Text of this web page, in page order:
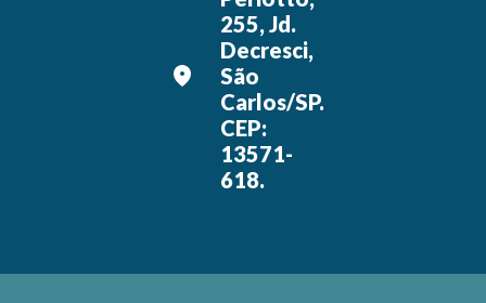
255, Jd.
Decresci,
São
Carlos/SP.
CEP:
13571-
618.